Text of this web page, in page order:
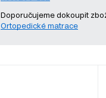
Doporučujeme dokoupit
Ortopedické matrace